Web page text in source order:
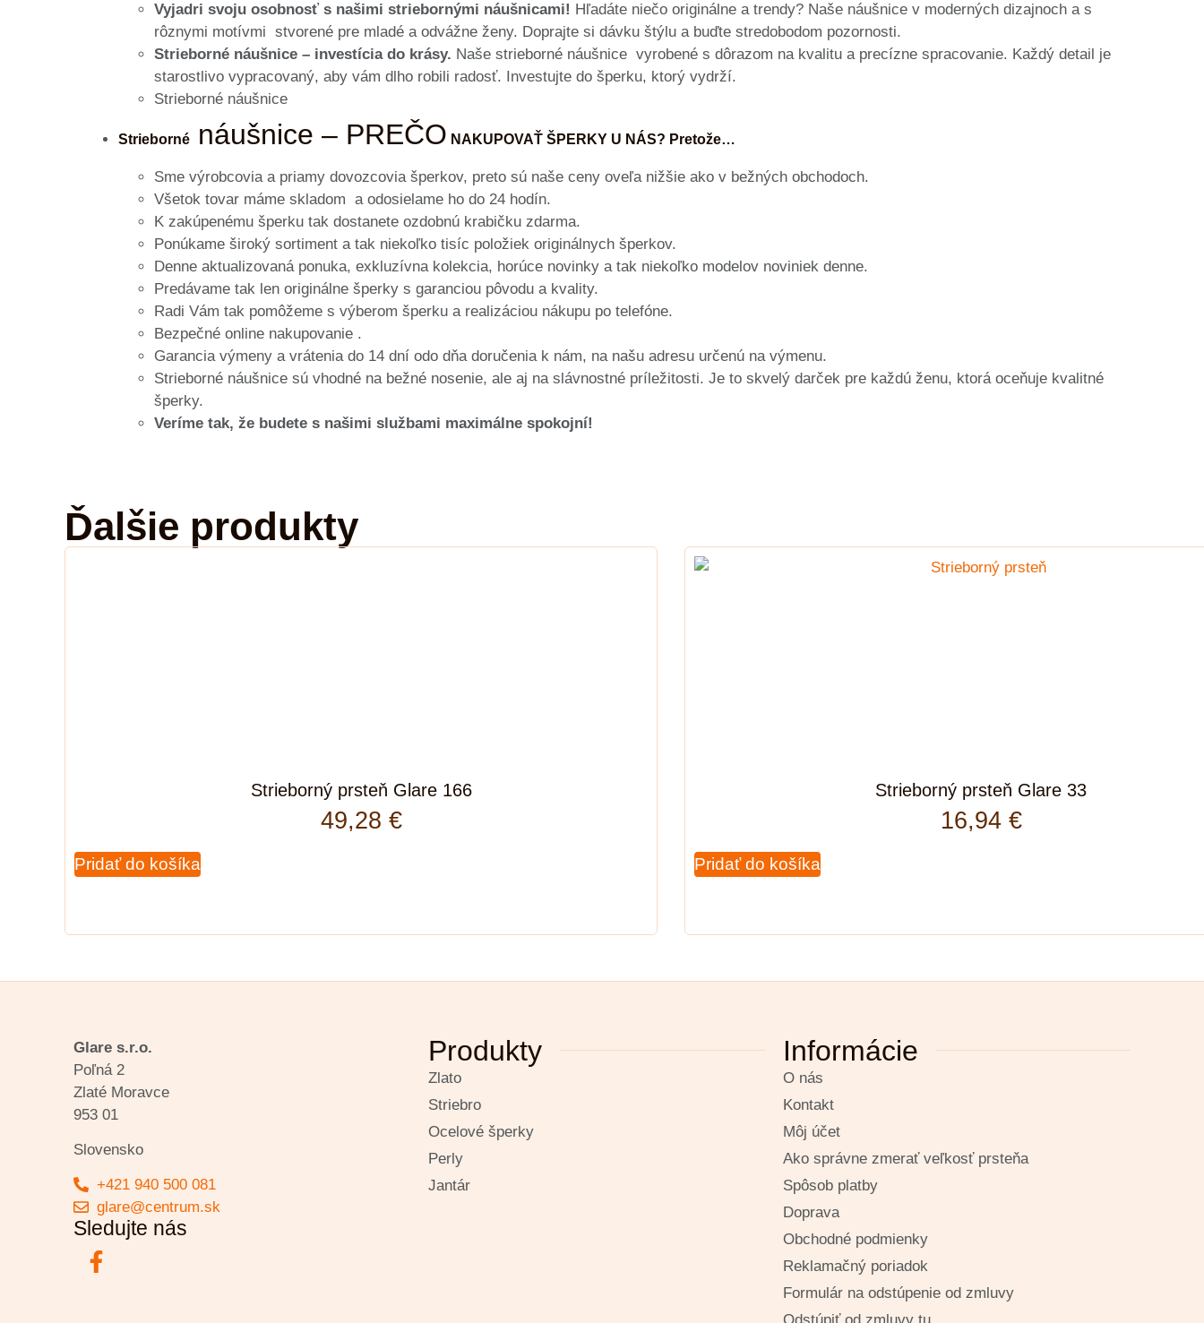
Vyjadri svoju osobnosť s našimi striebornými náušnicami! Hľadáte niečo originálne a trendy? Naše náušnice v moderných dizajnoch a s
rôznymi motívmi stvorené pre mladé a odvážne ženy. Doprajte si dávku štýlu a buďte stredobodom pozornosti.
Strieborné náušnice – investícia do krásy. Naše strieborné náušnice vyrobené s dôrazom na kvalitu a precízne spracovanie. Každý detail je
starostlivo vypracovaný, aby vám dlho robili radosť. Investujte do šperku, ktorý vydrží.
Strieborné náušnice
Strieborné náušnice – PREČO NAKUPOVAŤ ŠPERKY U NÁS? Pretože…
Sme výrobcovia a priamy dovozcovia šperkov, preto sú naše ceny oveľa nižšie ako v bežných obchodoch.
Všetok tovar máme skladom a odosielame ho do 24 hodín.
K zakúpenému šperku tak dostanete ozdobnú krabičku zdarma.
Ponúkame široký sortiment a tak niekoľko tisíc položiek originálnych šperkov.
Denne aktualizovaná ponuka, exkluzívna kolekcia, horúce novinky a tak niekoľko modelov noviniek denne.
Predávame tak len originálne šperky s garanciou pôvodu a kvality.
Radi Vám tak pomôžeme s výberom šperku a realizáciou nákupu po telefóne.
Bezpečné online nakupovanie .
Garancia výmeny a vrátenia do 14 dní odo dňa doručenia k nám, na našu adresu určenú na výmenu.
Strieborné náušnice sú vhodné na bežné nosenie, ale aj na slávnostné príležitosti. Je to skvelý darček pre každú ženu, ktorá oceňuje kvalitné
šperky.
Veríme tak, že budete s našimi službami maximálne spokojní!
Ďalšie produkty
Strieborný prsteň Glare 166
49,28 €
Pridať do košíka
Strieborný prsteň Glare 33
16,94 €
Pridať do košíka
Glare s.r.o.
Poľná 2
Zlaté Moravce
953 01
Slovensko
+421 940 500 081
glare@centrum.sk
Sledujte nás
Produkty
Zlato
Striebro
Ocelové šperky
Perly
Jantár
Informácie
O nás
Kontakt
Môj účet
Ako správne zmerať veľkosť prsteňa
Spôsob platby
Doprava
Obchodné podmienky
Reklamačný poriadok
Formulár na odstúpenie od zmluvy
Odstúpiť od zmluvy tu